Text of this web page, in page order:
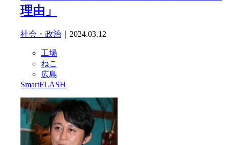
理由」
社会・政治 ｜2024.03.12
工場
ねこ
広島
SmartFLASH